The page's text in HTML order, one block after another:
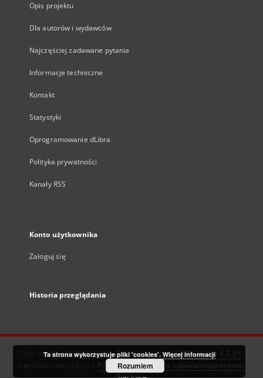
Opis projektu
Dla autorów i wydawców
Najczęściej zadawane pytania
Informacje techniczne
Kontakt
Statystyki
Oprogramowanie dLibra
Polityka prywatności
Kanały RSS
Konto użytkownika
Zaloguj się
Historia przeglądania
Ten serwis działa dzięki oprogramowaniuDInGO dLibra 6.3.21
Poznańskie Centrum Superkomputerowo-
Ta strona wykorzystuje pliki 'cookies'. Więcej informacji
Rozumiem